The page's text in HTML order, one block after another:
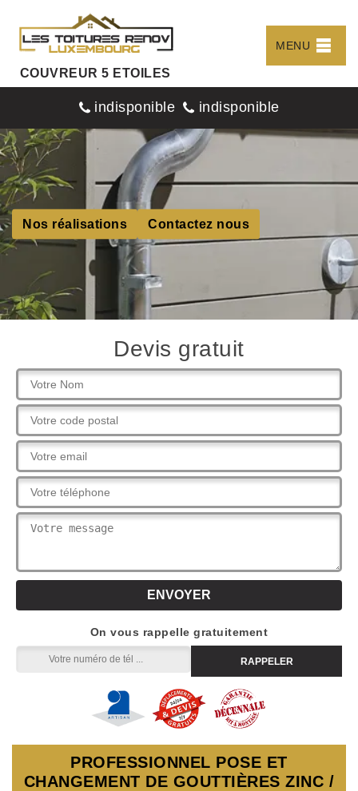
COUVREUR 5 ETOILES
MENU
indisponible indisponible
Nos réalisations Contactez nous
Devis gratuit
On vous rappelle gratuitement
PROFESSIONNEL POSE ET
CHANGEMENT DE GOUTTIÈRES ZINC /